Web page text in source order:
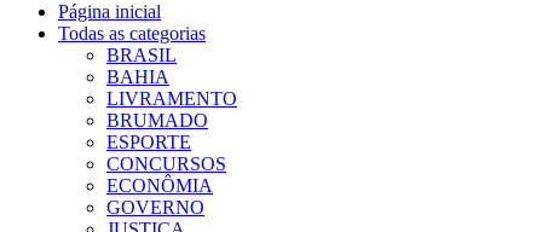
Página inicial
Todas as categorias
BRASIL
BAHIA
LIVRAMENTO
BRUMADO
ESPORTE
CONCURSOS
ECONÔMIA
GOVERNO